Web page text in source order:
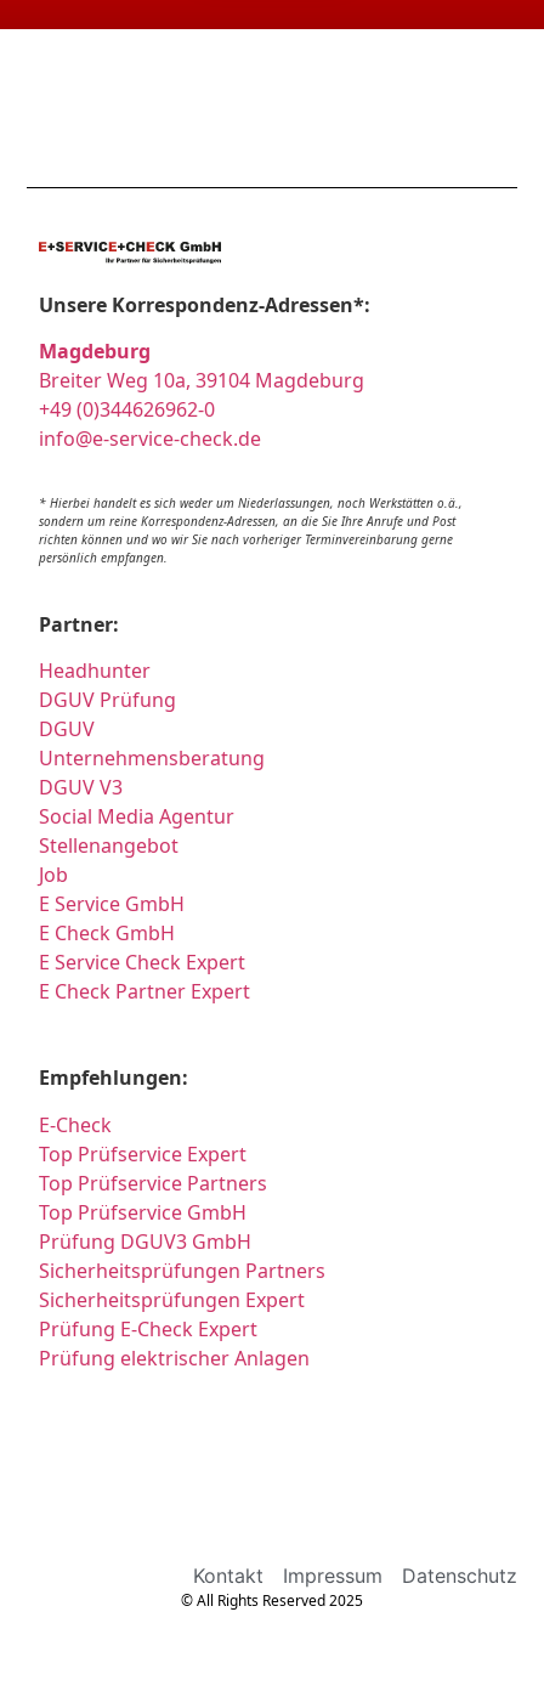
Unsere Korrespondenz-Adressen*:
Magdeburg
Breiter Weg 10a, 39104 Magdeburg
+49 (0)344626962-0
info@e-service-check.de
* Hierbei handelt es sich weder um Niederlassungen, noch Werkstätten o.ä.,
sondern um reine Korrespondenz-Adressen, an die Sie Ihre Anrufe und Post
richten können und wo wir Sie nach vorheriger Terminvereinbarung gerne
persönlich empfangen.
Partner:
Headhunter
DGUV Prüfung
DGUV
Unternehmensberatung
DGUV V3
Social Media Agentur
Stellenangebot
Job
E Service GmbH
E Check GmbH
E Service Check Expert
E Check Partner Expert
Empfehlungen:
E-Check
Top Prüfservice Expert
Top Prüfservice Partners
Top Prüfservice GmbH
Prüfung DGUV3 GmbH
Sicherheitsprüfungen Partners
Sicherheitsprüfungen Expert
Prüfung E-Check Expert
Prüfung elektrischer Anlagen
Kontakt Impressum Datenschutz
© All Rights Reserved 2025